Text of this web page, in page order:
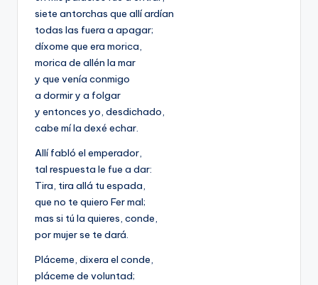
siete antorchas que allí ardían
todas las fuera a apagar;
díxome que era morica,
morica de allén la mar
y que venía conmigo
a dormir y a folgar
y entonces yo, desdichado,
cabe mí la dexé echar.
Allí fabló el emperador,
tal respuesta le fue a dar:
Tira, tira allá tu espada,
que no te quiero Fer mal;
mas si tú la quieres, conde,
por mujer se te dará.
Pláceme, dixera el conde,
pláceme de voluntad;